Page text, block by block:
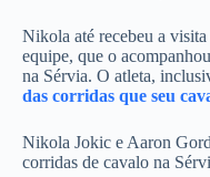
Nikola até recebeu a
equipe, que o
na Sérvia. O atleta,
das corridas que seu
Nikola Jokic e Aaron
corridas de cavalo na